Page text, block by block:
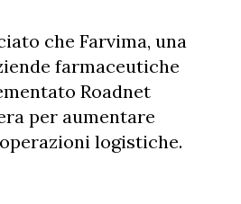
che Farvima, una
farmaceutiche
Roadnet
per aumentare
logistiche.